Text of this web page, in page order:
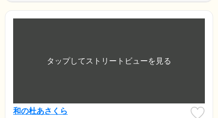
和の杜あさくら